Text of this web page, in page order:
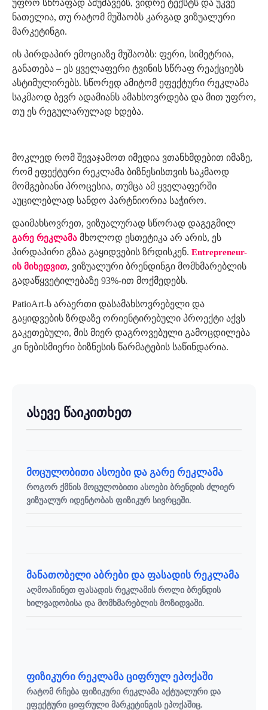
უფრო სწრაფად ამუშავებს, ვიდრე ტექსტს და უკვე
ნათელია, თუ რატომ მუშაობს კარგად ვიზუალური
მარკეტინგი.
ის პირდაპირ ემოციაზე მუშაობს: ფერი, სიმეტრია,
განათება – ეს ყველაფერი ტვინის სწრაფ რეაქციებს
ასტიმულირებს. სწორედ ამიტომ ეფექტური რეკლამა
საკმაოდ ბევრ ადამიანს ამახსოვრდება და მით უფრო,
თუ ეს რეგულარულად ხდება.
მოკლედ რომ შევაჯამოთ იმედია ვთანხმდებით იმაზე,
რომ ეფექტური რეკლამა ბიზნესისთვის საკმაოდ
მომგებიანი პროცესია, თუმცა ამ ყველაფერში
აუცილებლად სანდო პარტნიორია საჭირო.
დაიმახსოვრეთ, ვიზუალურად სწორად დაგეგმილ
გარე რეკლამა მხოლოდ ესთეტიკა არ არის, ეს
პირდაპირი გზაა გაყიდვების ზრდისკენ. Entrepreneur-
ის მიხედვით, ვიზუალური ბრენდინგი მომხმარებლის
გადაწყვეტილებაზე 93%-ით მოქმედებს.
PatioArt-ს არაერთი დასამახსოვრებელი და
გაყიდვების ზრდაზე ორიენტირებული პროექტი აქვს
გაკეთებული, მის მიერ დაგროვებული გამოცდილება
კი ნებისმიერი ბიზნესის წარმატების საწინდარია.
ასევე წაიკითხეთ
მოცულობითი ასოები და გარე რეკლამა
როგორ ქმნის მოცულობითი ასოები ბრენდის ძლიერ
ვიზუალურ იდენტობას ფიზიკურ სივრცეში.
მანათობელი აბრები და ფასადის რეკლამა
აღმოაჩინეთ ფასადის რეკლამის როლი ბრენდის
ხილვადობისა და მომხმარებლის მოზიდვაში.
ფიზიკური რეკლამა ციფრულ ეპოქაში
რატომ რჩება ფიზიკური რეკლამა აქტუალური და
ეფექტური ციფრული მარკეტინგის ეპოქაშიც.